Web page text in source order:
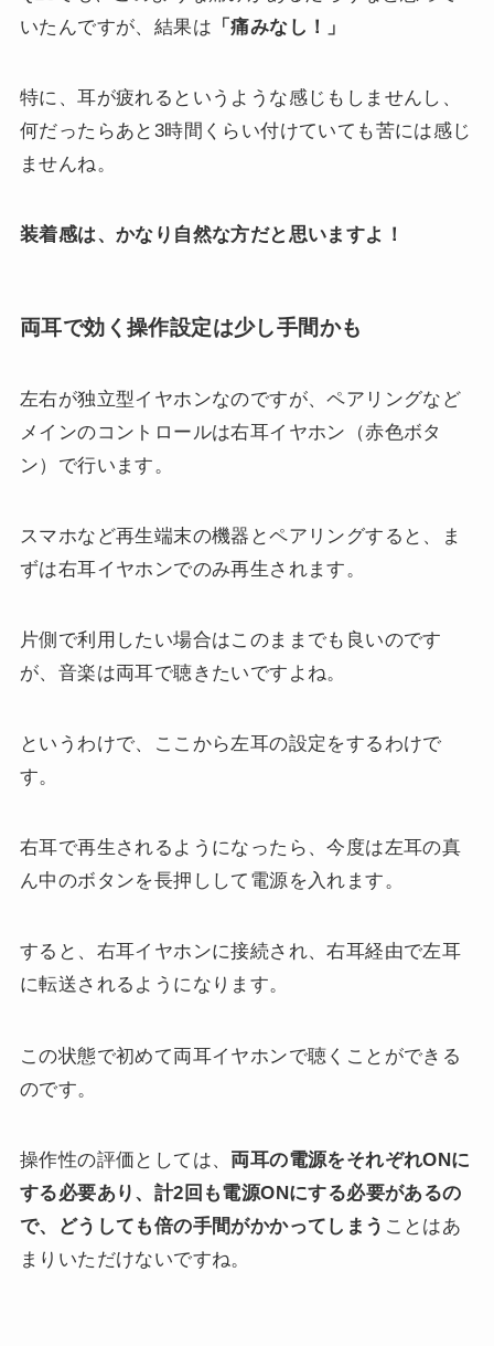
いたんですが、結果は 「痛みなし！」
特に、耳が疲れるというような感じもしませんし、
何だったらあと3時間くらい付けていても苦には感じ
ませんね。
装着感は、かなり自然な方だと思いますよ！
両耳で効く操作設定は少し手間かも
左右が独立型イヤホンなのですが、ペアリングなど
メインのコントロールは右耳イヤホン（赤色ボタ
ン）で行います。
スマホなど再生端末の機器とペアリングすると、ま
ずは右耳イヤホンでのみ再生されます。
片側で利用したい場合はこのままでも良いのです
が、音楽は両耳で聴きたいですよね。
というわけで、ここから左耳の設定をするわけで
す。
右耳で再生されるようになったら、今度は左耳の真
ん中のボタンを長押しして電源を入れます。
すると、右耳イヤホンに接続され、右耳経由で左耳
に転送されるようになります。
この状態で初めて両耳イヤホンで聴くことができる
のです。
操作性の評価としては、 両耳の電源をそれぞれONに
する必要あり、計2回も電源ONにする必要があるの
で、どうしても倍の手間がかかってしまう ことはあ
まりいただけないですね。